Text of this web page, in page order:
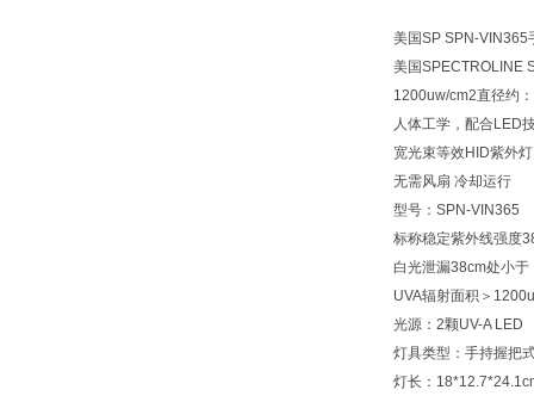
美国SP SPN-VIN365
美国SPECTROLINE
1200uw/cm2直径约
人体工学，配合LED
宽光束等效HID紫外灯
无需风扇 冷却运行
型号：SPN-VIN365
标称稳定紫外线强度
白光泄漏38cm处小于
UVA辐射面积＞
光源：2颗UV-A LED
灯具类型：手持握把
灯长：